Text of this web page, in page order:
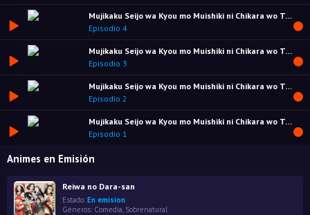
Mujikaku Seijo wa Kyou mo Muishiki ni Chikara wo Tare Nagasu
Episodio 4
Mujikaku Seijo wa Kyou mo Muishiki ni Chikara wo Tare Nagasu
Episodio 3
Mujikaku Seijo wa Kyou mo Muishiki ni Chikara wo Tare Nagasu
Episodio 2
Mujikaku Seijo wa Kyou mo Muishiki ni Chikara wo Tare Nagasu
Episodio 1
Animes en Emisión
Reiwa no Dara-san
Estado: En emision
Géneros: Comedia, Sobrenatural